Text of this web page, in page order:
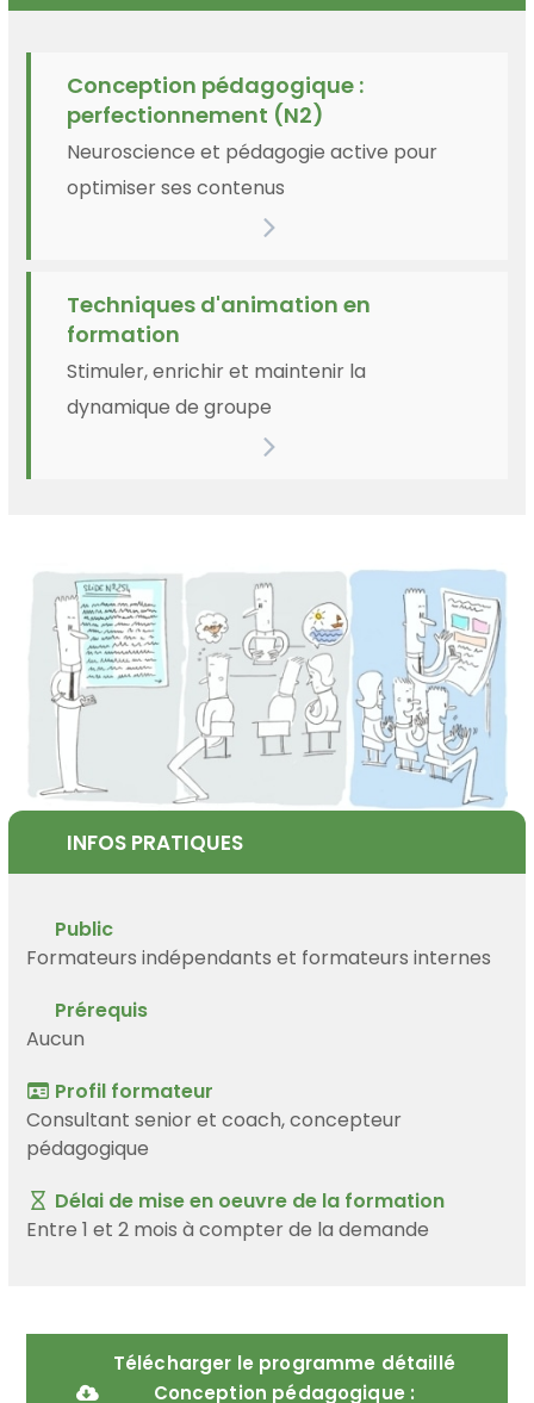
Conception pédagogique :
perfectionnement (N2)
Neuroscience et pédagogie active pour
optimiser ses contenus
Techniques d'animation en
formation
Stimuler, enrichir et maintenir la
dynamique de groupe
INFOS PRATIQUES
Public
Formateurs indépendants et formateurs internes
Prérequis
Aucun
Profil formateur
Consultant senior et coach, concepteur
pédagogique
Délai de mise en oeuvre de la formation
Entre 1 et 2 mois à compter de la demande
Télécharger le programme détaillé
Conception pédagogique :